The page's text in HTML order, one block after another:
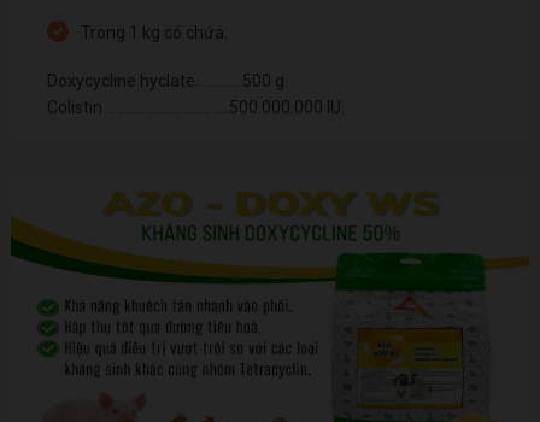
Trong 1 kg có chứa:
Doxycycline hyclate.............500 g.
Colistin...................................500.000.000 IU.